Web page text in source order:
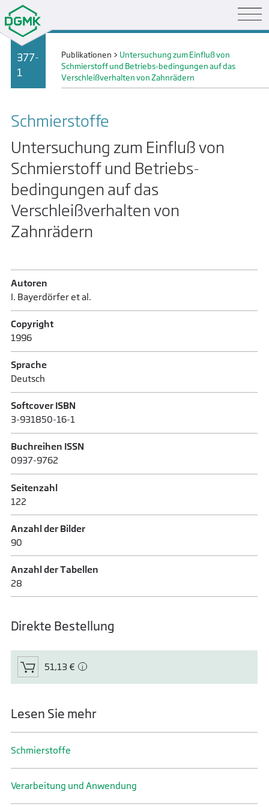
377-
1
Publikationen > Untersuchung zum Einfluß von
Schmierstoff und Betriebs-bedingungen auf das
Verschleißverhalten von Zahnrädern
Schmier­stoffe
Untersuchung zum Einfluß von
Schmierstoff und Betriebs-
bedingungen auf das
Verschleißverhalten von
Zahnrädern
Autoren
I. Bayerdörfer et al.
Copyright
1996
Sprache
Deutsch
Softcover ISBN
3-931850-16-1
Buchreihen ISSN
0937-9762
Seitenzahl
122
Anzahl der Bilder
90
Anzahl der Tabellen
28
Direkte Bestellung
51,13 €
Lesen Sie mehr
Schmier­stoffe
Verarbeitung und Anwendung